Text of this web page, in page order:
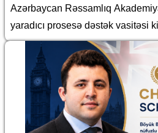
Azərbaycan Rəssamlıq
yaradıcı prosesə dəstək vasitəsi